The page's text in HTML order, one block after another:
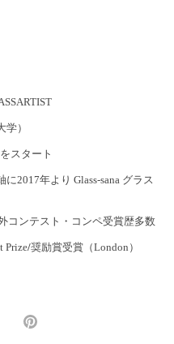
）
スタート
2017年より Glass-sana グラス
コンテスト・コンペ受賞歴多数
Prize/奨励賞受賞（London）
Pin